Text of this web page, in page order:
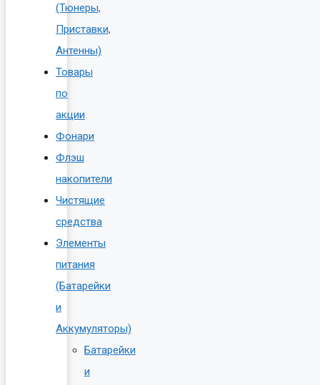
(Тюнеры,
Приставки,
Антенны)
Товары
по
акции
Фонари
Флэш
накопители
Чистящие
средства
Элементы
питания
(Батарейки
и
Аккумуляторы)
Батарейки
и